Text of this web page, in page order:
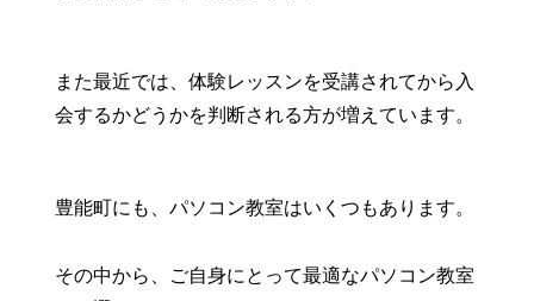
また最近では、体験レッスンを受講されてから入
会するかどうかを判断される方が増えています。
豊能町にも、パソコン教室はいくつもあります。
その中から、ご自身にとって最適なパソコン教室